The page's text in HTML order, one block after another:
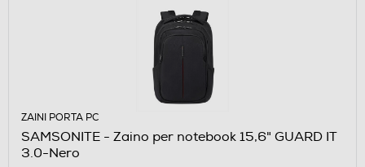
ZAINI PORTA PC
SAMSONITE - Zaino per notebook 15,6" GUARD IT
3.0-Nero